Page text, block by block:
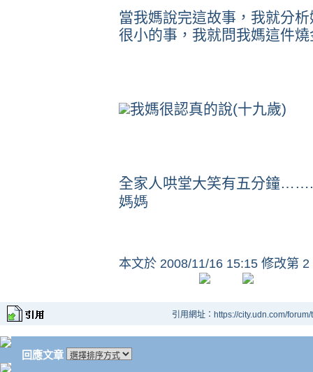
當我媽說完這故事，我就分
很小的事，我就問我媽這件
我媽很認真的說(十九歲)
全家人哄堂大笑有五分鐘…….
媽媽
本文於 2008/11/16 15:15 修改第 2
引用網址：https://city.udn.com/
回應文章